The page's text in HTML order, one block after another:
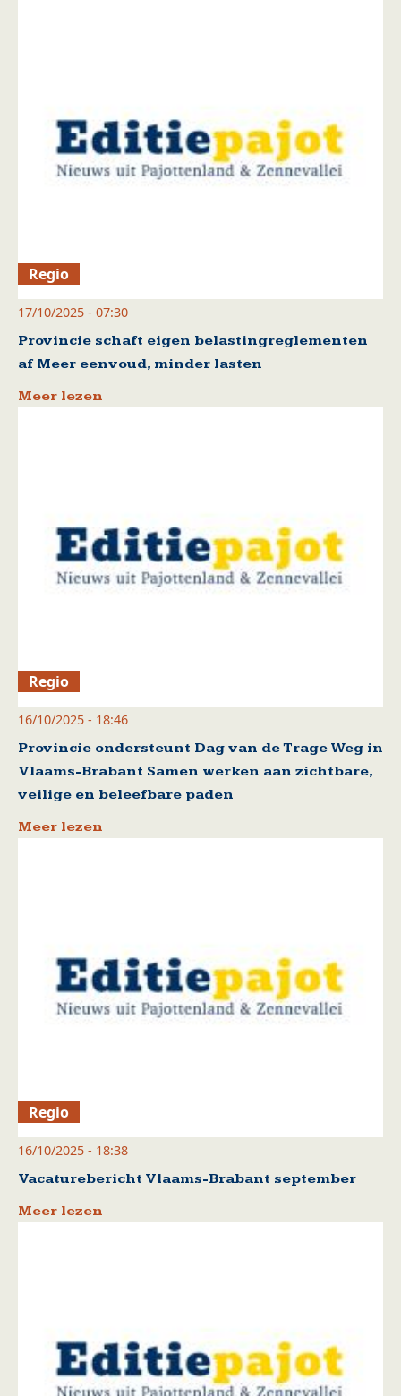
Regio
17/10/2025 - 07:30
Provincie schaft eigen belastingreglementen
af Meer eenvoud, minder lasten
Meer lezen
Regio
16/10/2025 - 18:46
Provincie ondersteunt Dag van de Trage Weg in
Vlaams-Brabant Samen werken aan zichtbare,
veilige en beleefbare paden
Meer lezen
Regio
16/10/2025 - 18:38
Vacaturebericht Vlaams-Brabant september
Meer lezen